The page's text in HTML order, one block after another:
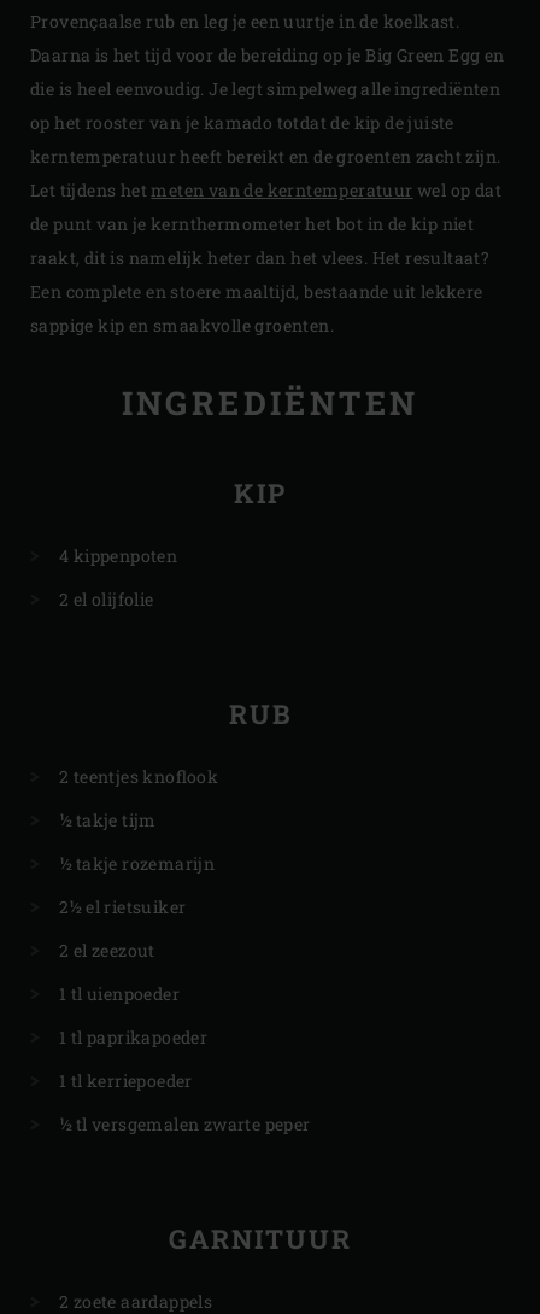
Provençaalse rub en leg je een uurtje in de koelkast.
Daarna is het tijd voor de bereiding op je Big Green Egg en
die is heel eenvoudig. Je legt simpelweg alle ingrediënten
op het rooster van je kamado totdat de kip de juiste
kerntemperatuur heeft bereikt en de groenten zacht zijn.
Let tijdens het meten van de kerntemperatuur wel op dat
de punt van je kernthermometer het bot in de kip niet
raakt, dit is namelijk heter dan het vlees. Het resultaat?
Een complete en stoere maaltijd, bestaande uit lekkere
sappige kip en smaakvolle groenten.
INGREDIËNTEN
KIP
4 kippenpoten
2 el olijfolie
RUB
2 teentjes knoflook
½ takje tijm
½ takje rozemarijn
2½ el rietsuiker
2 el zeezout
1 tl uienpoeder
1 tl paprikapoeder
1 tl kerriepoeder
½ tl versgemalen zwarte peper
GARNITUUR
2 zoete aardappels